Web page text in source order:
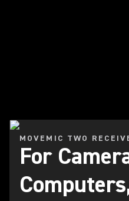
MOVEMIC TWO
For